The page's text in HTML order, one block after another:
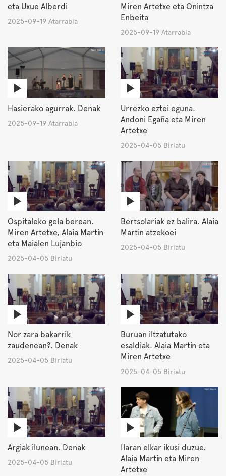
eta Uxue Alberdi
2025-09-19 Atarrabia
Miren Artetxe eta Onintza
Enbeita
2025-09-19 Atarrabia
Hasierako agurrak. Denak
2025-09-19 Atarrabia
Urrezko eztei eguna.
Andoni Egaña eta Miren
Artetxe
2025-04-05 Biriatu
Ospitaleko gela berean.
Miren Artetxe, Alaia Martin
eta Maialen Lujanbio
2025-04-05 Biriatu
Bertsolariak ez balira. Alaia
Martin atzekoei
2025-04-05 Biriatu
Nor zara bakarrik
zaudenean?. Denak
2025-04-05 Biriatu
Buruan iltzatutako
esaldiak. Alaia Martin eta
Miren Artetxe
2025-04-05 Biriatu
Argiak ilunean. Denak
2025-04-05 Biriatu
Ilaran elkar ikusi duzue.
Alaia Martin eta Miren
Artetxe